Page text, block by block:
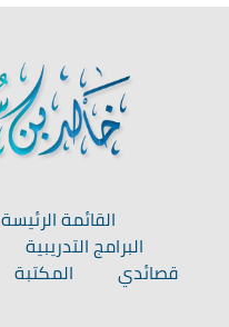
القائمة الرئيسة
البرامج التدريبية
قصائدي
المكتبة